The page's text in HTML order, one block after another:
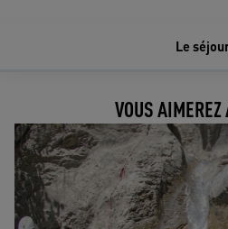
Le
VOUS
Break 4 jours - Multisport